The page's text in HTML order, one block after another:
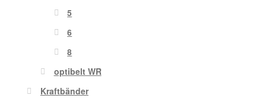
5
6
8
optibelt WR
Kraftbänder